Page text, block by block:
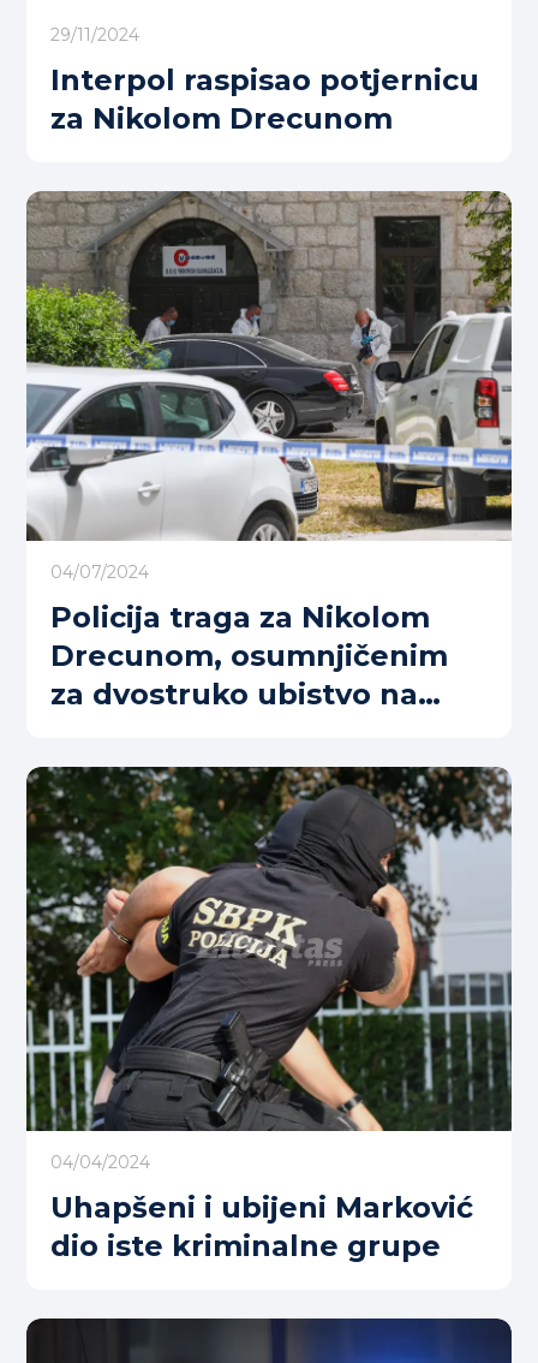
29/11/2024
Interpol raspisao potjernicu
za Nikolom Drecunom
04/07/2024
Policija traga za Nikolom
Drecunom, osumnjičenim
za dvostruko ubistvo na
04/04/2024
Uhapšeni i ubijeni Marković
dio iste kriminalne grupe